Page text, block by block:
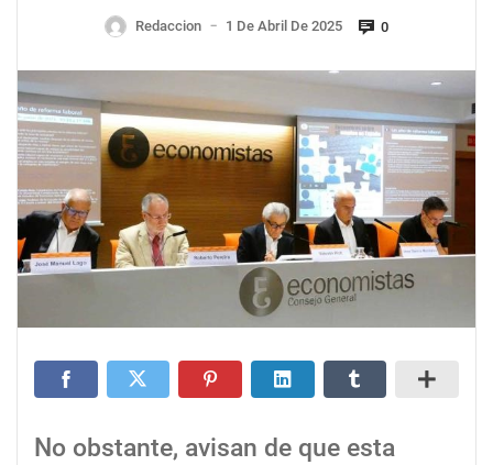
Redaccion — 1 De Abril De 2025 0
No obstante, avisan de que esta